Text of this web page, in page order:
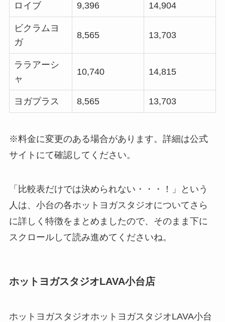
ロイブ 9,396 14,904
ビクラムヨ
ガ
8,565 13,703
ララアーシ
ャ
10,740 14,815
ヨガプラス 8,565 13,703
※料金に変更のある場合があります。詳細は公式
サイトにて確認してください。
「比較表だけでは決められない・・・！」という
人は、小台の各ホットヨガスタジオについてさら
に詳しく特徴をまとめましたので、そのまま下に
スクロールして読み進めてくださいね。
ホットヨガスタジオLAVA小台店
ホットヨガスタジオホットヨガスタジオLAVA小台